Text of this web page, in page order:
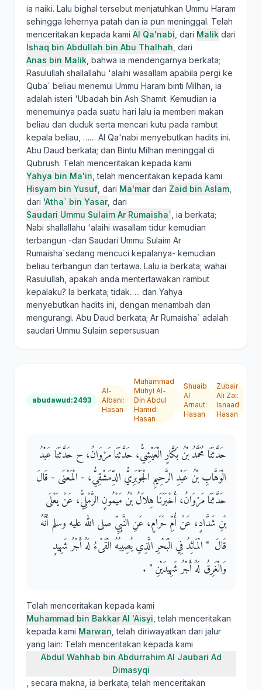
ia naiki. Lalu bighal tersebut menjatuhkan Ummu Haram
sehingga lehernya patah dan ia pun meninggal. Telah
menceritakan kepada kami Al Qa'nabi , dari Malik dari
Ishaq bin Abdullah bin Abu Thalhah , dari
Anas bin Malik , bahwa ia mendengarnya berkata;
Rasulullah shallallahu 'alaihi wasallam apabila pergi ke
Quba` beliau menemui Ummu Haram binti Milhan, ia
adalah isteri 'Ubadah bin Ash Shamit. Kemudian ia
menemuinya pada suatu hari lalu ia memberi makan
beliau dan duduk serta mencari kutu pada rambut
kepala beliau, …… Al Qa'nabi menyebutkan hadits ini.
Abu Daud berkata; dan Bintu Milhan meninggal di
Qubrush. Telah menceritakan kepada kami
Yahya bin Ma'in , telah menceritakan kepada kami
Hisyam bin Yusuf , dari Ma'mardari Zaid bin Aslam
dari 'Atha` bin Yasar, dari
Saudari Ummu Sulaim Ar Rumaisha` , ia berkata;
Nabi shallallahu 'alaihi wasallam tidur kemudian
terbangun -dan Saudari Ummu Sulaim Ar
Rumaisha`sedang mencuci kepalanya- kemudian
beliau terbangun dan tertawa. Lalu ia berkata; wahai
Rasulullah, apakah anda mentertawakan rambut
kepalaku? Ia berkata; tidak….. dan Yahya
menyebutkan hadits ini, dengan menambah dan
mengurangi. Abu Daud berkata; Ar Rumaisha` adalah
saudari Ummu Sulaim sepersusuan
abudawud:2493
Al-
Albani:
Hasan
Muhammad
Muhyi Al-
Din Abdul
Hamid:
Hasan
Shuaib
Al
Arnaut:
Hasan
Zubair
Ali Zai:
Isnaad
Hasan
حَدَّثَنَا مُحَمَّدُ بْنُ بَكَّارٍ الْعَيْشِيُّ، حَدَّثَنَا مَرْوَانُ، ح حَدَّثَنَا عَبْدُ
الْوَهَّابِ بْنُ عَبْدِ الرَّحِيمِ الْجَوْبَرِيُّ الدِّمَشْقِيُّ، - الْمَعْنَى - قَالَ
حَدَّثَنَا مَرْوَانُ، أَخْبَرَنَا هِلاَلُ بْنُ مَيْمُونٍ الرَّمْلِيُّ، عَنْ يَعْلَى
بْنِ شَدَّادٍ، عَنْ أُمِّ حَرَامٍ، عَنِ النَّبِيِّ صلى الله عليه وسلم أَنَّهُ
قَالَ ‏ "‏ الْمَائِدُ فِي الْبَحْرِ الَّذِي يُصِيبُهُ الْقَىْءُ لَهُ أَجْرُ شَهِيدٍ
وَالْغَرِقُ لَهُ أَجْرُ شَهِيدَيْنِ ‏"‏ ‏.‏
Telah menceritakan kepada kami
Muhammad bin Bakkar Al 'Aisyi , telah menceritakan
kepada kami Marwan , telah diriwayatkan dari jalur
yang lain: Telah menceritakan kepada kami
Abdul Wahhab bin Abdurrahim Al Jaubari Ad
Dimasyqi
, secara makna, ia berkata; telah menceritakan